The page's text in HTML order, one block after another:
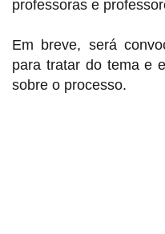
professoras e
Em breve, será
para tratar do tema e
sobre o processo.